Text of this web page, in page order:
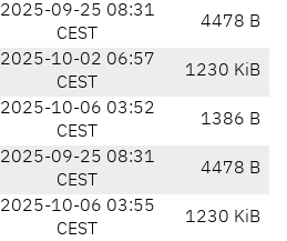
2025-09-25 08:31
CEST
4478 B
2025-10-02 06:57
CEST
1230 KiB
2025-10-06 03:52
CEST
1386 B
2025-09-25 08:31
CEST
4478 B
2025-10-06 03:55
CEST
1230 KiB